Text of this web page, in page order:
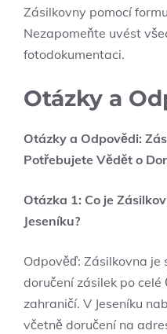
Zásilkovny pomocí
Nezapomeňte⁣ uvést
fotodokumentaci.
Otázky a
Otázky a Odpovědi:
Potřebujete Vědět o
Otázka 1: Co je⁣
Jeseníku?
Odpověď: Zásilkovna je
doručení zásilek po celé
zahraničí. V Jeseníku
včetně doručení‌ na